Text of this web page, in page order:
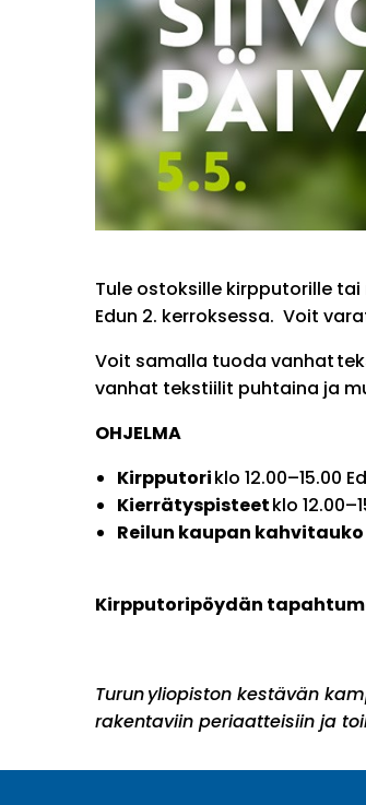
Tule ostoksille kirpputorille
Edun 2. kerroksessa. Voit
Voit samalla tuoda vanhat
vanhat tekstiilit puhtaina ja
OHJELMA
Kirpputoriklo 12.00–15.00
Kierrätyspisteetklo
Reilun kaupan kahvitauko
Kirpputoripöydän
Turun yliopiston kestävän
rakentaviin periaatteisiin ja